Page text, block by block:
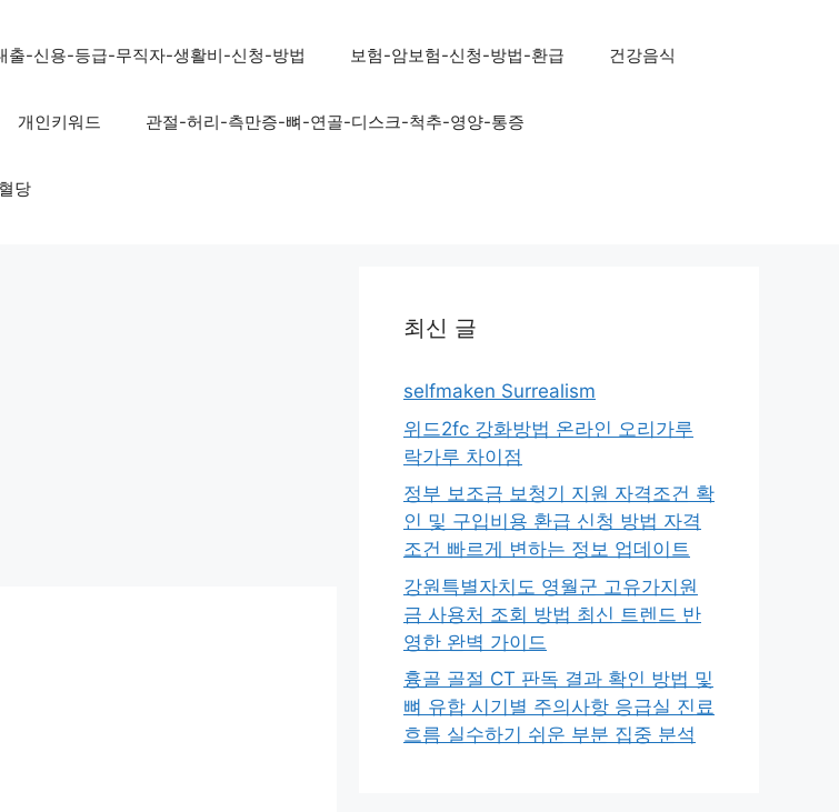
출-신용-등급-무직자-생활비-신청-방법 보험-암보험-신청-방법-환급 건강음식
개인키워드 관절-허리-측만증-뼈-연골-디스크-척추-영양-통증
당
최신 글
selfmaken Surrealism
위드2fc 강화방법 온라인 오리가루
락가루 차이점
정부 보조금 보청기 지원 자격조건 확
인 및 구입비용 환급 신청 방법 자격
조건 빠르게 변하는 정보 업데이트
강원특별자치도 영월군 고유가지원
금 사용처 조회 방법 최신 트렌드 반
영한 완벽 가이드
흉골 골절 CT 판독 결과 확인 방법 및
뼈 유합 시기별 주의사항 응급실 진료
흐름 실수하기 쉬운 부분 집중 분석